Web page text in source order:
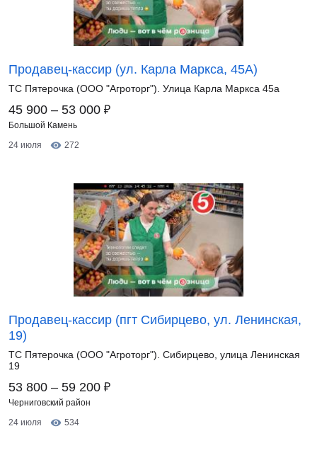
Продавец-кассир (ул. Карла Маркса, 45А)
ТС Пятерочка (ООО "Агроторг"). Улица Карла Маркса 45а
45 900 – 53 000 ₽
Большой Камень
24 июля
272
Продавец-кассир (пгт Сибирцево, ул. Ленинская,
19)
ТС Пятерочка (ООО "Агроторг"). Сибирцево, улица Ленинская
19
53 800 – 59 200 ₽
Черниговский район
24 июля
534